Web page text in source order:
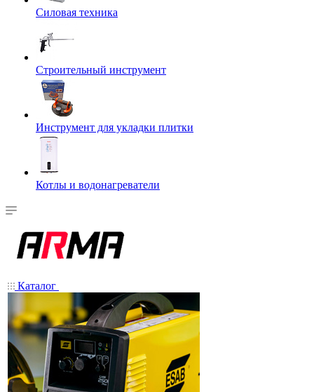
Силовая техника
Строительный инструмент
Инструмент для укладки плитки
Котлы и водонагреватели
Каталог